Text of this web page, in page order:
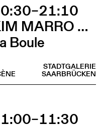
KIM MARRO & LIAM LELARGE
Boule
STADTGALERIE
SAARBRÜCKEN